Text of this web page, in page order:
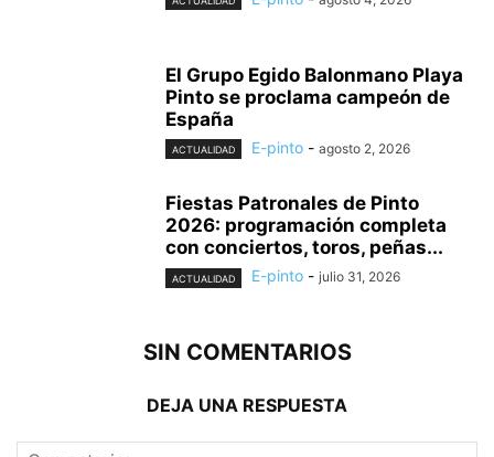
El Grupo Egido Balonmano Playa
Pinto se proclama campeón de
España
ACTUALIDAD E-pinto - agosto 2, 2026
Fiestas Patronales de Pinto
2026: programación completa
con conciertos, toros, peñas...
ACTUALIDAD E-pinto - julio 31, 2026
SIN COMENTARIOS
DEJA UNA RESPUESTA